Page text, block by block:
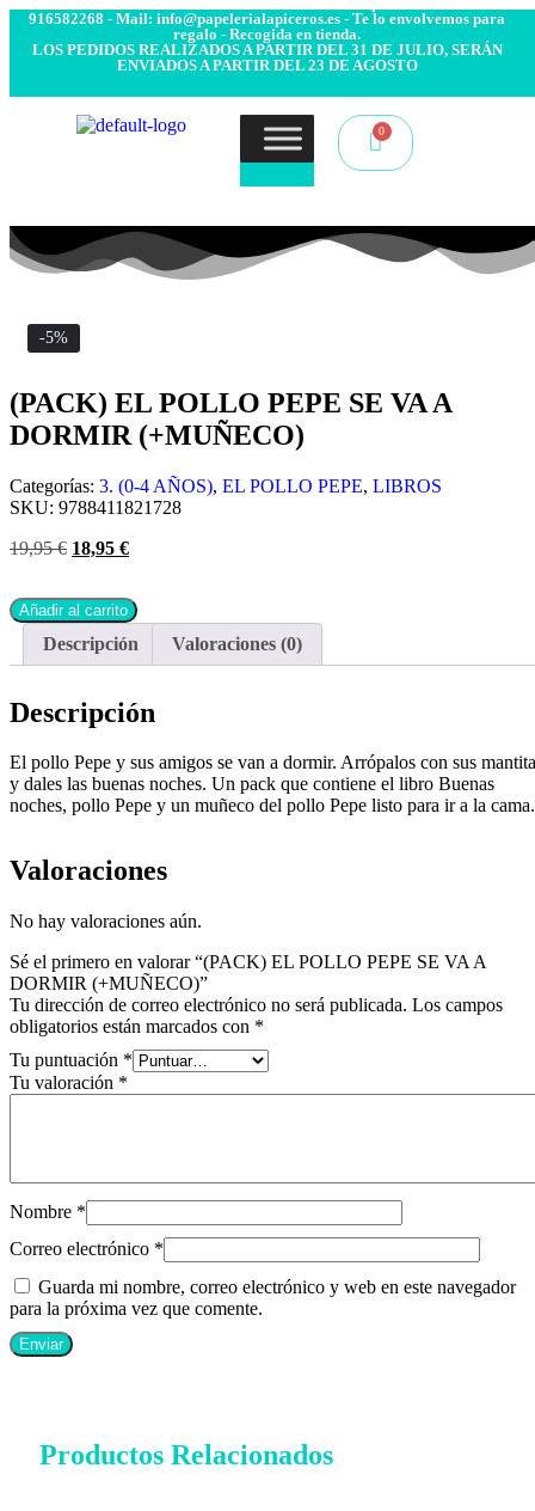
916582268 - Mail: info@papelerialapiceros.es - Te lo envolvemos para
regalo - Recogida en tienda.
LOS PEDIDOS REALIZADOS A PARTIR DEL 31 DE JULIO, SERÁN
ENVIADOS A PARTIR DEL 23 DE AGOSTO
-5%
(PACK) EL POLLO PEPE SE VA A
DORMIR (+MUÑECO)
Categorías: 3. (0-4 AÑOS), EL POLLO PEPE, LIBROS
SKU: 9788411821728
19,95€ 18,95 €
Añadir al carrito
Descripción Valoraciones (0)
Descripción
El pollo Pepe y sus amigos se van a dormir. Arrópalos con sus
y dales las buenas noches. Un pack que contiene el libro Buenas
noches, pollo Pepe y un muñeco del pollo Pepe listo para ir a la cama.
Valoraciones
No hay valoraciones aún.
Sé el primero en valorar “(PACK) EL POLLO PEPE SE VA A
DORMIR (+MUÑECO)”
Tu dirección de correo electrónico no será publicada. Los campos
obligatorios están marcados con *
Tu puntuación *
Tu valoración *
Nombre *
Correo electrónico *
Guarda mi nombre, correo electrónico y web en este navegador
para la próxima vez que comente.
Productos Relacionados